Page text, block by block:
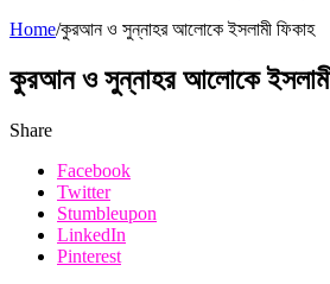
Home/কুরআন ও সুন্নাহর আলোকে ইসলামী ফিকাহ
কুরআন ও সুন্নাহর আলোকে
Share
Facebook
Twitter
Stumbleupon
LinkedIn
Pinterest